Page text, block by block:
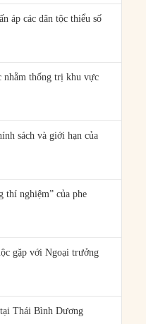
áp các dân tộc thiểu số
nhằm thống trị khu vực
sách và giới hạn của
thí nghiệm” của phe
gặp với Ngoại trưởng
Thái Bình Dương